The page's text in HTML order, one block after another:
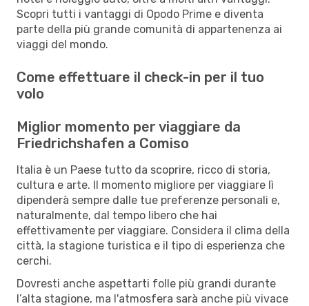
Scopri tutti i vantaggi di Opodo Prime e diventa
parte della più grande comunità di appartenenza ai
viaggi del mondo.
Come effettuare il check-in per il tuo
volo
Miglior momento per viaggiare da
Friedrichshafen a Comiso
Italia è un Paese tutto da scoprire, ricco di storia,
cultura e arte. Il momento migliore per viaggiare lì
dipenderà sempre dalle tue preferenze personali e,
naturalmente, dal tempo libero che hai
effettivamente per viaggiare. Considera il clima della
città, la stagione turistica e il tipo di esperienza che
cerchi.
Dovresti anche aspettarti folle più grandi durante
l’alta stagione, ma l'atmosfera sarà anche più vivace